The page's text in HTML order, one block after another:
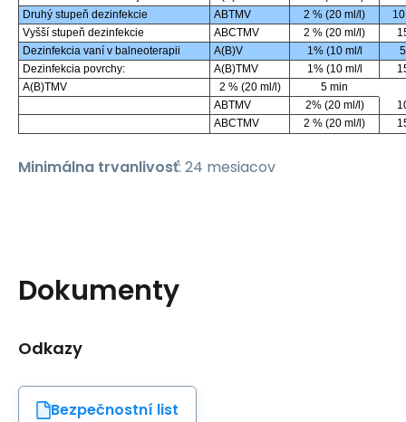
Druhý stupeň dezinfekcie
ABTMV 2 % (20 ml/l)
Vyšší stupeň dezinfekcie
ABCTMV 2 % (20 ml/l)
Dezinfekcia vaní v balneoterapii
A(B)V 1% (10 ml/l
Dezinfekcia povrchy:
A(B)TMV 1% (10 ml/l
A(B)TMV
2 % (20 ml/l)
5 min
ABTMV
2% (20 ml/l)
ABCTMV
2 % (20 ml/l)
Minimálna trvanlivosť: 24 mesiacov
Dokumenty
Odkazy
Bezpečnostní list